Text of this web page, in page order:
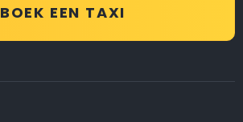
BOEK EEN TAXI